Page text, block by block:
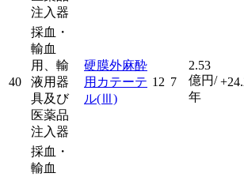
注入器
40
採血・
輸血
用、輸
液用器
具及び
医薬品
注入器
硬膜外麻酔
用カテーテ
ル(Ⅲ)
12 7
2.53
億円/
年
採血・
輸血